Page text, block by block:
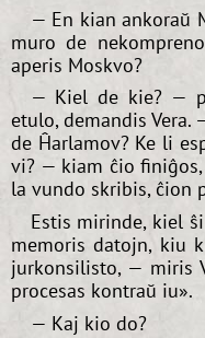
— En kian ankoraŭ
muro de
aperis Moskvo?
— Kiel de kie? —
etulo, demandis Vera.
de Ĥarlamov? Ke li
vi? — kiam ĉio
la vundo skribis, ĉion
Estis mirinde, kiel
memoris datojn, kiu
jurkonsilisto, — miris
procesas kontraŭ iu».
— Kaj kio do?